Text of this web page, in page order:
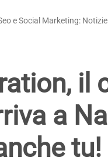
e Social Marketing:
a
tu!